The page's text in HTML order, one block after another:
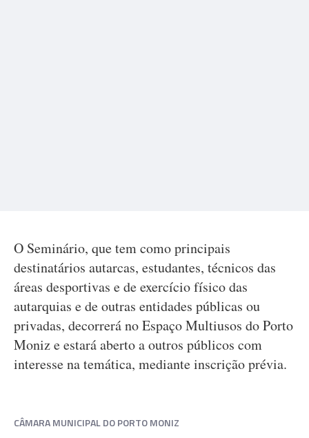
O Seminário, que tem como principais
destinatários autarcas, estudantes, técnicos das
áreas desportivas e de exercício físico das
autarquias e de outras entidades públicas ou
privadas, decorrerá no Espaço Multiusos do Porto
Moniz e estará aberto a outros públicos com
interesse na temática, mediante inscrição prévia.
CÂMARA MUNICIPAL DO PORTO MONIZ